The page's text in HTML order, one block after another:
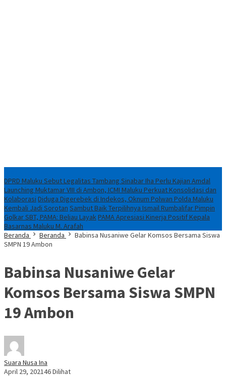
DPRD Maluku Sebut Legalitas Tambang Sinabar Iha Perlu Kajian Amdal
Launching Muktamar VIII di Ambon, ICMI Maluku Perkuat Konsolidasi dan
Kolaborasi Diduga Digerebek di Indekos, Oknum Polwan Polda Maluku
Kembali Jadi Sorotan Sambut Baik Terpilihnya Ismail Rumbalifar Pimpin
Golkar SBT, PAMA: Beliau LayakPAMA Apresiasi Kinerja Positif Kepala
Basarnas Maluku M. Arafah
Beranda
Beranda
Babinsa Nusaniwe Gelar Komsos Bersama Siswa
SMPN 19 Ambon
Babinsa Nusaniwe Gelar
Komsos Bersama Siswa SMPN
19 Ambon
Suara Nusa Ina
April 29, 202146 Dilihat